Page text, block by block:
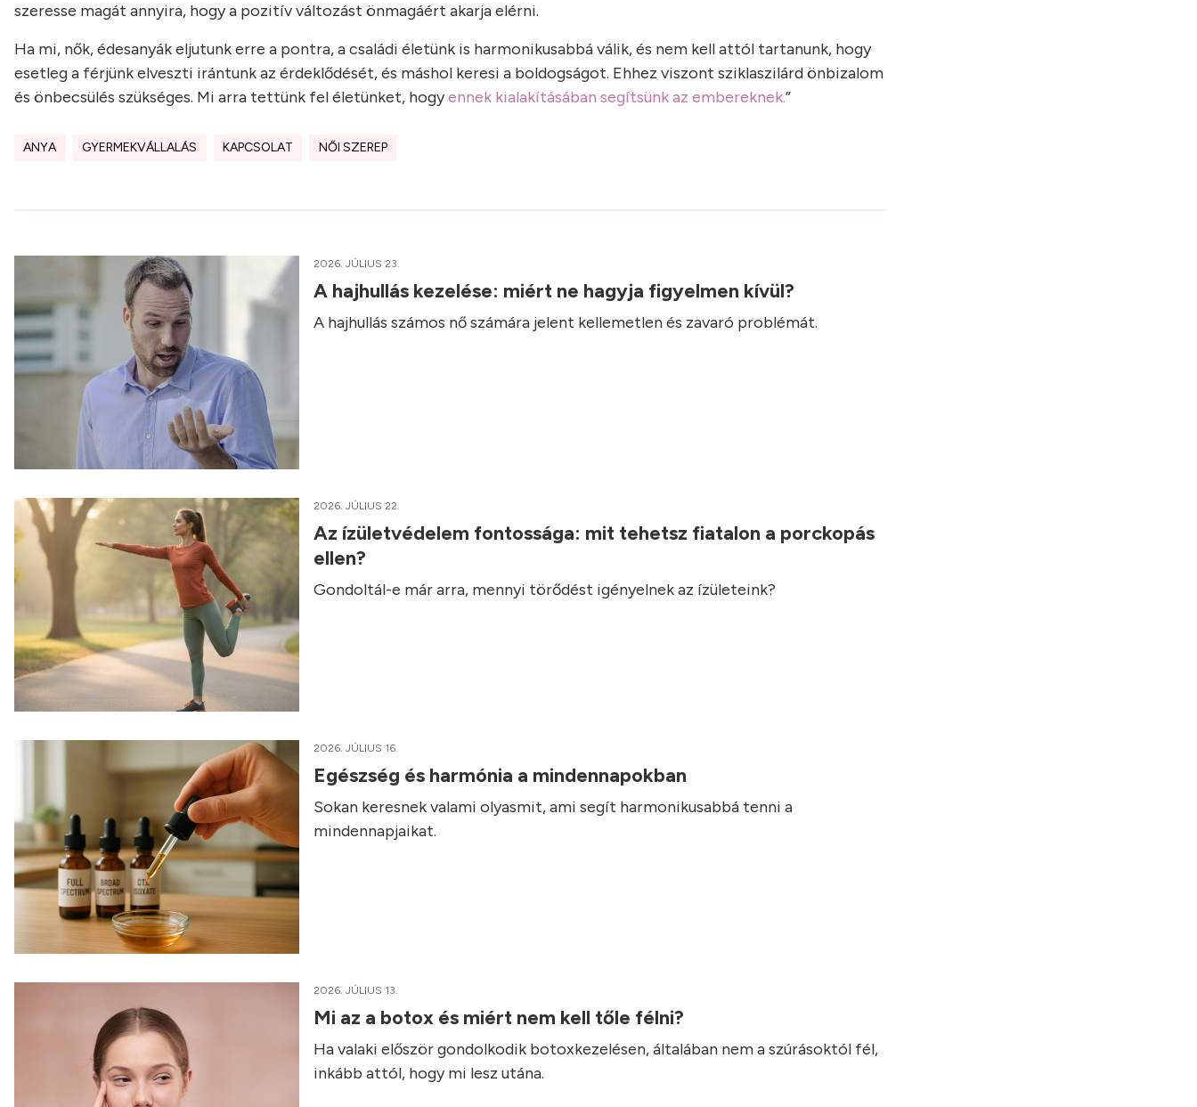
szeresse magát annyira, hogy a pozitív változást önmagáért akarja elérni.
Ha mi, nők, édesanyák eljutunk erre a pontra, a családi életünk is harmonikusabbá válik, és nem kell attól tartanunk, hogy
esetleg a férjünk elveszti irántunk az érdeklődését, és máshol keresi a boldogságot. Ehhez viszont sziklaszilárd önbizalom
és önbecsülés szükséges. Mi arra tettünk fel életünket, hogyennek kialakításában segítsünk az embereknek.”
ANYA GYERMEKVÁLLALÁS KAPCSOLAT NŐI SZEREP
2026. JÚLIUS 23.
A hajhullás kezelése: miért ne hagyja figyelmen kívül?
A hajhullás számos nő számára jelent kellemetlen és zavaró problémát.
2026. JÚLIUS 22.
Az ízületvédelem fontossága: mit tehetsz fiatalon a porckopás
ellen?
Gondoltál-e már arra, mennyi törődést igényelnek az ízületeink?
2026. JÚLIUS 16.
Egészség és harmónia a mindennapokban
Sokan keresnek valami olyasmit, ami segít harmonikusabbá tenni a
mindennapjaikat.
2026. JÚLIUS 13.
Mi az a botox és miért nem kell tőle félni?
Ha valaki először gondolkodik botoxkezelésen, általában nem a szúrásoktól fél,
inkább attól, hogy mi lesz utána.